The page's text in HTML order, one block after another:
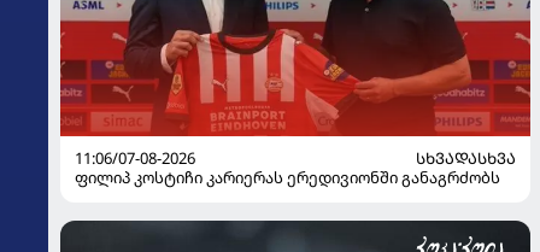
11:06/07-08-2026
ᲡᲮᲕᲐᲓᲐᲡᲮᲕᲐ
ფილიპ კოსტიჩი კარიერას ერედივიონში განაგრძობს